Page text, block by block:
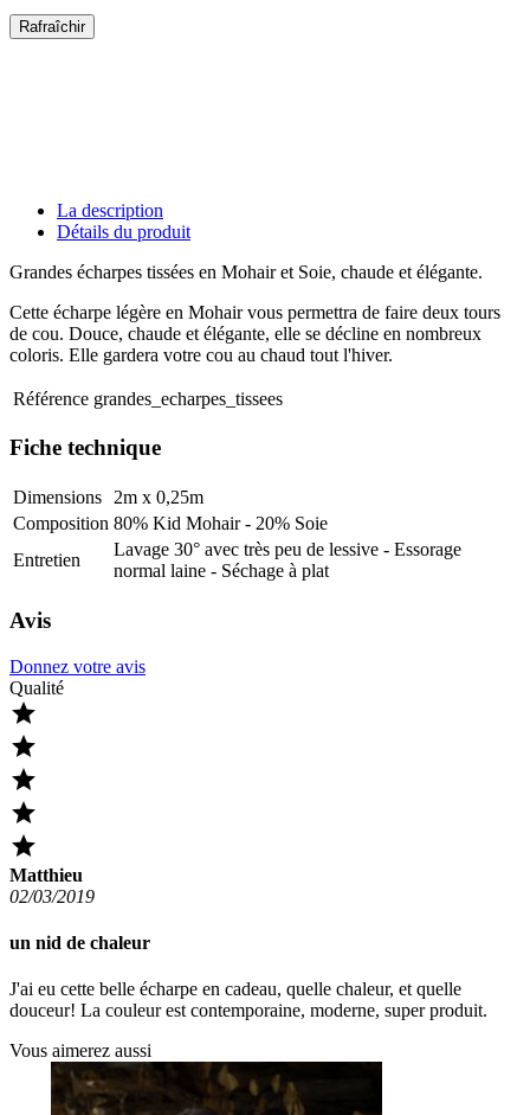
La description
Détails du produit
Grandes écharpes tissées en Mohair et Soie, chaude et élégante.
Cette écharpe légère en Mohair vous permettra de faire deux tours
de cou. Douce, chaude et élégante, elle se décline en nombreux
coloris. Elle gardera votre cou au chaud tout l'hiver.
Référence grandes_echarpes_tissees
Fiche technique
Dimensions
2m x 0,25m
Composition 80% Kid Mohair - 20% Soie
Entretien
Lavage 30° avec très peu de lessive - Essorage
normal laine - Séchage à plat
Avis
Donnez votre avis
Qualité





Matthieu
02/03/2019
un nid de chaleur
J'ai eu cette belle écharpe en cadeau, quelle chaleur, et quelle
douceur! La couleur est contemporaine, moderne, super produit.
Vous aimerez aussi